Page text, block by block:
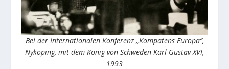
Bei der Internationalen Konferenz „Kompatens Europa“,
Nyköping, mit dem König von Schweden Karl Gustav XVI,
1993